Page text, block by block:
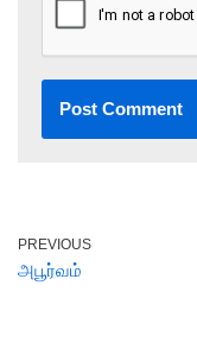
PREVIOUS
அபூர்வம்